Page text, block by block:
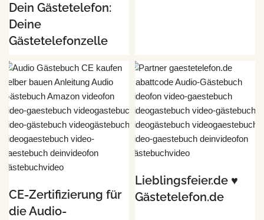
Dein Gästetelefon:
Deine
Gästetelefonzelle
CE-Zertifizierung für
die Audio-
Lieblingsfeier.de ♥
Gästetelefon.de